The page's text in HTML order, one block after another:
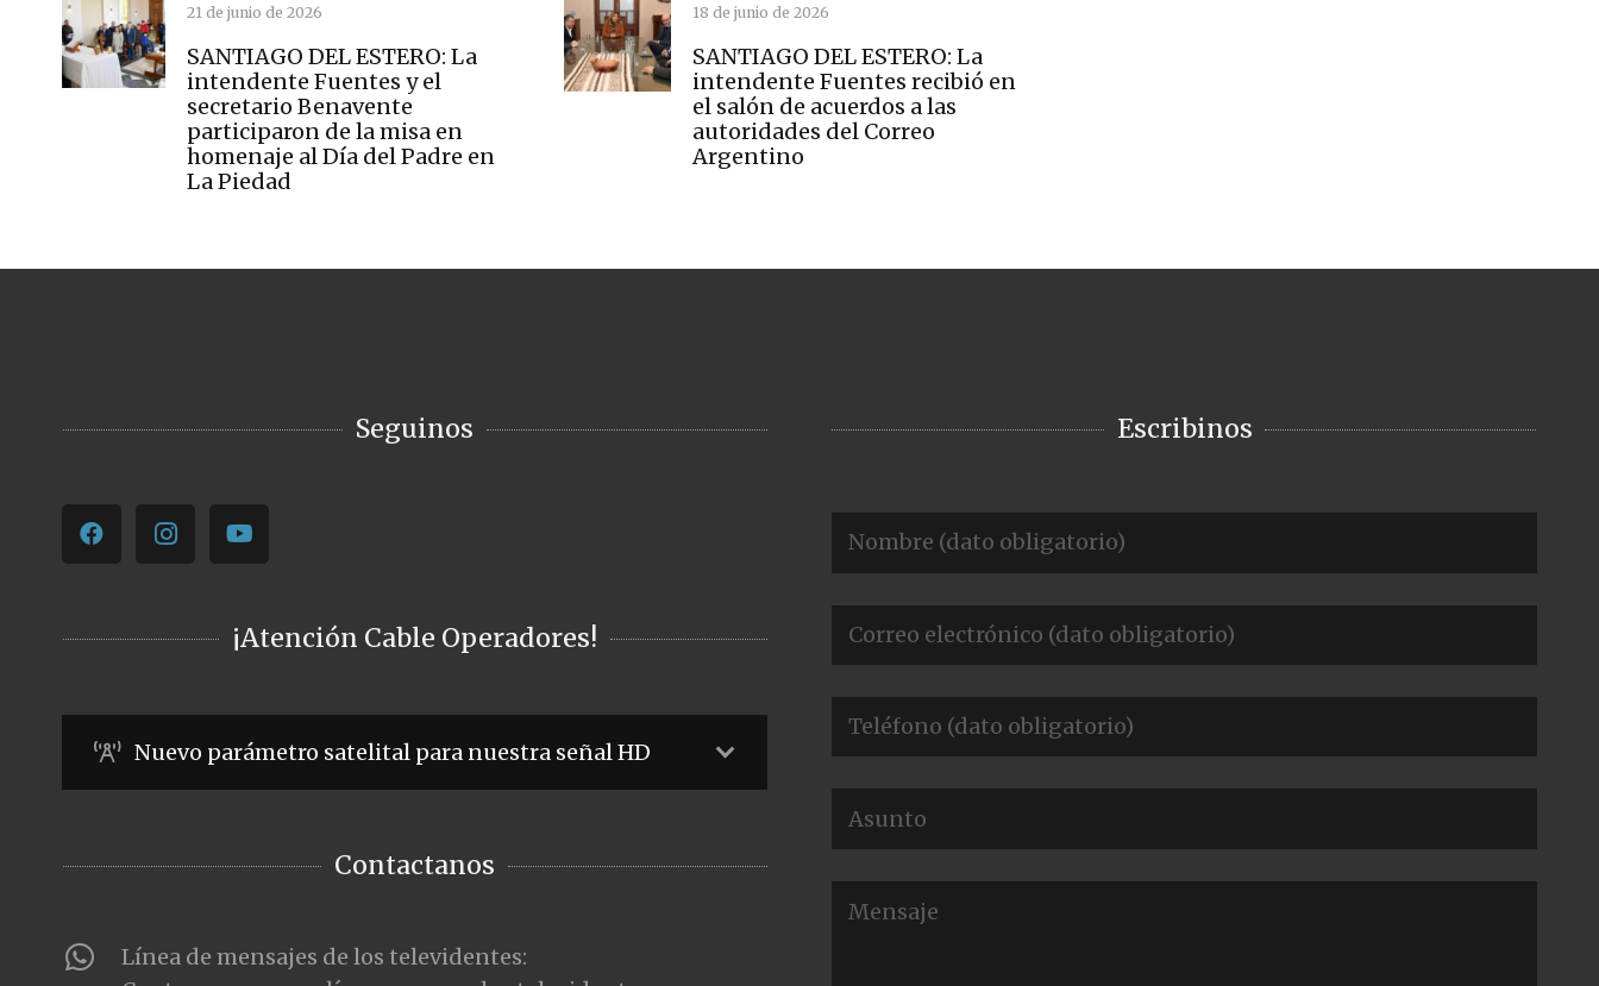
21 de junio de 2026
SANTIAGO DEL ESTERO: La
intendente Fuentes y el
secretario Benavente
participaron de la misa en
homenaje al Día del Padre en
La Piedad
18 de junio de 2026
SANTIAGO DEL ESTERO: La
intendente Fuentes recibió en
el salón de acuerdos a las
autoridades del Correo
Argentino
Seguinos
¡Atención Cable Operadores!
Nuevo parámetro satelital para nuestra señal HD
Contactanos
Línea de mensajes de los televidentes:
Escribinos